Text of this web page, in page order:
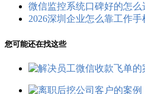
微信监控系统口碑好的怎
2026深圳企业怎么靠工作手
您可能还在找这些